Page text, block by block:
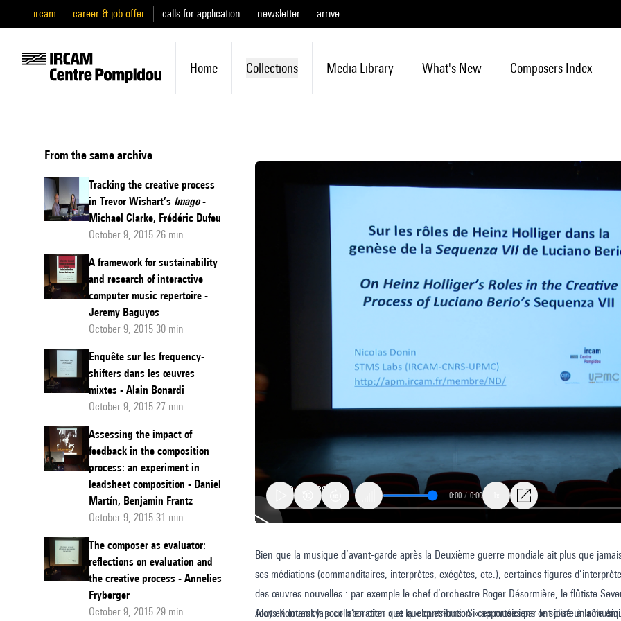
ircam career & job offer calls for application newsletter arrive
Home Collections Media Library What's New Composers Index
From the same archive
Tracking the creative process
in Trevor Wishart’s Imago-
Michael Clarke, Frédéric Dufeu
October 9, 2015 26 min
A framework for sustainability
and research of interactive
computer music repertoire -
Jeremy Baguyos
October 9, 2015 30 min
Enquête sur les frequency-
shifters dans les œuvres
mixtes - Alain Bonardi
October 9, 2015 27 min
Assessing the impact of
feedback in the composition
process: an experiment in
leadsheet composition - Daniel
Martín, Benjamin Frantz
October 9, 2015 31 min
The composer as evaluator:
reflections on evaluation and
the creative process - Annelies
Fryberger
October 9, 2015 29 min
Sur
les
rôles
de
0:00 / 0:00
Bien que la musique d’avant-garde après la Deuxième guerre mondiale ait plus que
ses médiations (commanditaires, interprètes, exégètes, etc.), certaines figures
des œuvres nouvelles : par exemple le chef d’orchestre Roger Désormière, le flûtiste
Aloys Kontarsky, pour n’en citer que quelques-uns. Si ces musiciens ont joué un rôle
Tout en louant la « collaboration » et la « contribution » apportées par le soliste à la